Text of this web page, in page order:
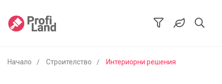
Начало Строителство Интериорни решения